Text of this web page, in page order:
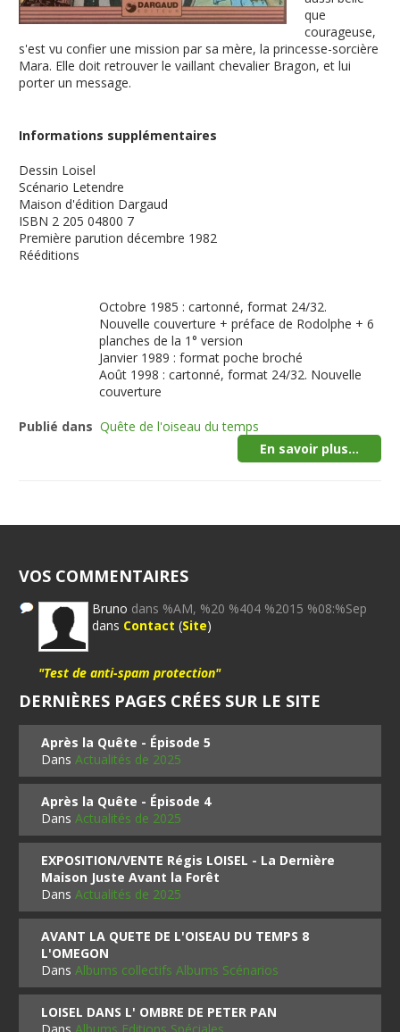
que
courageuse,
s'est vu confier une mission par sa mère, la princesse-sorcière
Mara. Elle doit retrouver le vaillant chevalier Bragon, et lui
porter un message.
Informations supplémentaires
Dessin Loisel
Scénario Letendre
Maison d'édition Dargaud
ISBN 2 205 04800 7
Première parution décembre 1982
Rééditions
Octobre 1985 : cartonné, format 24/32.
Nouvelle couverture + préface de Rodolphe + 6
planches de la 1° version
Janvier 1989 : format poche broché
Août 1998 : cartonné, format 24/32. Nouvelle
couverture
Publié dans Quête de l'oiseau du temps
En savoir plus...
VOS COMMENTAIRES
Bruno dans %AM, %20 %404 %2015 %08:%Sep
dans Contact (Site)
"Test de anti-spam protection"
DERNIÈRES PAGES CRÉES SUR LE SITE
Après la Quête - Épisode 5
DansActualités de 2025
Après la Quête - Épisode 4
DansActualités de 2025
EXPOSITION/VENTE Régis LOISEL - La Dernière
Maison Juste Avant la Forêt
DansActualités de 2025
AVANT LA QUETE DE L'OISEAU DU TEMPS 8
L'OMEGON
DansAlbums collectifs Albums Scénarios
LOISEL DANS L' OMBRE DE PETER PAN